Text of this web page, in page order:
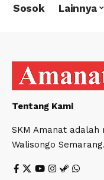
Sosok Lainnya
Tentang Kami
SKM Amanat
Walisongo Semarang.